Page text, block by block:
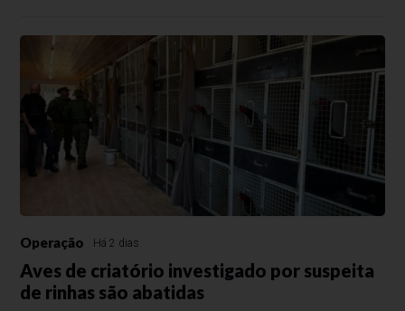
Operação Há 2 dias
Aves de criatório investigado por suspeita
de rinhas são abatidas